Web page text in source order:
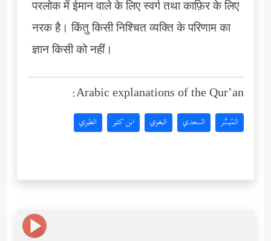
परलोक में ईमान वाले के लिए स्वर्ग तथा काफ़िर के लिए
नरक है। किंतु किसी निश्चित व्यक्ति के परिणाम का
ज्ञान किसी को नहीं।
Arabic explanations of the Qur’an:
المُيسَّر السعدي البغوي ابن كثير الطبري